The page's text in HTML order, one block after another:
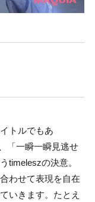
トルでもあ
「一瞬一瞬見逃せ
timeleszの決意。
わせて表現を自在
いきます。たとえ